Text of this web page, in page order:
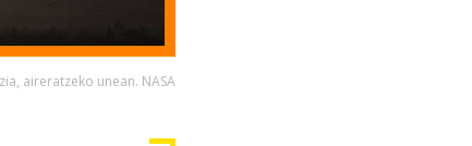
aireratzeko unean. NASA